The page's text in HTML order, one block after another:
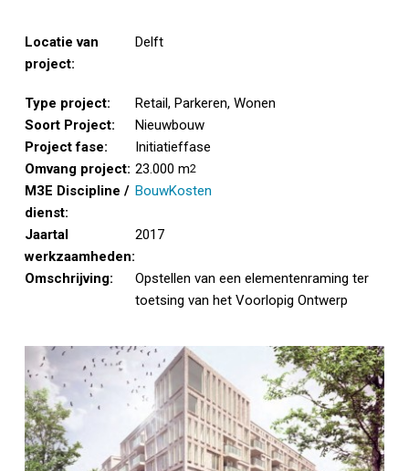
Locatie van
project:
Delft
Type project:
Retail, Parkeren, Wonen
Soort Project:
Nieuwbouw
Project fase:
Initiatieffase
Omvang project: 23.000 m2
M3E Discipline /
dienst:
BouwKosten
Jaartal
werkzaamheden:
2017
Omschrijving:
Opstellen van een elementenraming ter
toetsing van het Voorlopig Ontwerp